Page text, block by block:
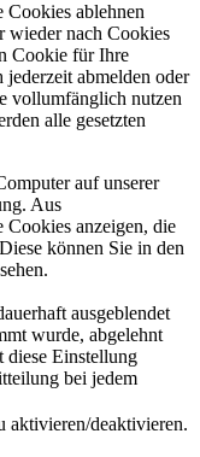
Cookies ablehnen
wieder nach Cookies
Cookie für Ihre
abmelden oder
vollumfänglich nutzen
alle gesetzten
auf unserer
Aus
Cookies anzeigen, die
können Sie in den
ausgeblendet
wurde, abgelehnt
diese Einstellung
bei jedem
aktivieren/deaktivieren.